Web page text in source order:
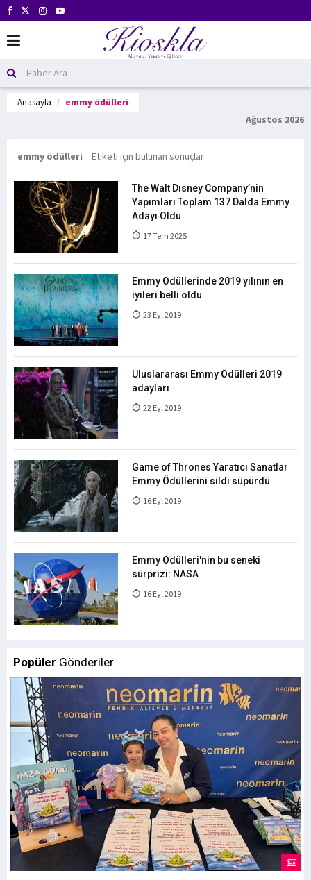
Anasayfa emmy ödülleri
Ağustos 2026
emmy ödülleri Etiketi için bulunan sonuçlar
The Walt Dısney Company’nin
Yapımları Toplam 137 Dalda Emmy
Adayı Oldu
17 Tem 2025
Emmy Ödüllerinde 2019 yılının en
iyileri belli oldu
23 Eyl 2019
Uluslararası Emmy Ödülleri 2019
adayları
22 Eyl 2019
Game of Thrones Yaratıcı Sanatlar
Emmy Ödüllerini sildi süpürdü
16 Eyl 2019
Emmy Ödülleri'nin bu seneki
sürprizi: NASA
16 Eyl 2019
Popüler Gönderiler